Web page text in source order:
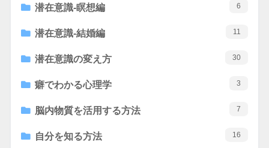
潜在意識-瞑想編 6
潜在意識-結婚編 11
潜在意識の変え方 30
癖でわかる心理学 3
脳内物質を活用する方法 7
自分を知る方法 16